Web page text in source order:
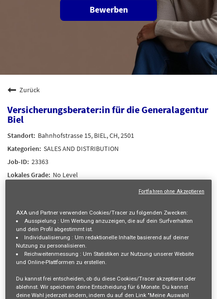
Bewerben
Zurück
Versicherungsberater:in für die Generalagentur
Biel
Bahnhofstrasse 15, BIEL, CH, 2501
SALES AND DISTRIBUTION
23363
No Level
30/07/2026
mail_outline
Erhalte zukünftige Jobangebote, die mit deiner Suche
Anmelden
oder Registrieren
AXA und Partner verwenden Cookies/Tracer zu folgenden Zwecken:
Ausspielung : Um Werbung anzuzeigen, die auf dein Surfverhalten
und dein Profil abgestimmt ist.
Individualisierung : Um redaktionelle Inhalte basierend auf deiner
Nutzung zu personalisieren.
Reichweitenmessung : Um Statistiken zur Nutzung unserer Website
und Online-Plattformen zu erstellen.
Du kannst frei entscheiden, ob du diese Cookies/Tracer akzeptierst oder
ablehnst. Wir speichern deine Entscheidung für 6 Monate . Du kannst
deine Wahl jederzeit ändern, indem du auf den Link "Meine Auswahl
Fortfahren ohne Akzeptieren